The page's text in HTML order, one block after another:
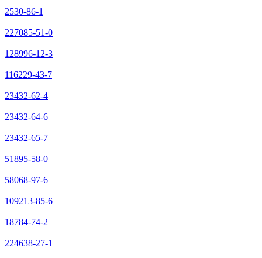
2530-86-1
227085-51-0
128996-12-3
116229-43-7
23432-62-4
23432-64-6
23432-65-7
51895-58-0
58068-97-6
109213-85-6
18784-74-2
224638-27-1